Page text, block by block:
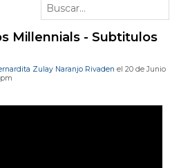
Millennials - Subtitulos
Zulay Naranjo Rivaden el 20 de Junio